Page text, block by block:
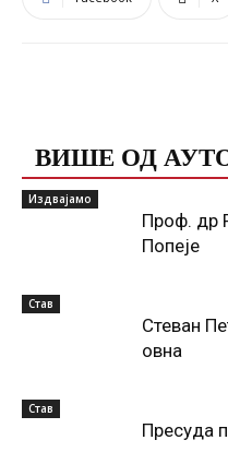
ВИШЕ ОД
Издвајамо
Проф. др
Попеје
Став
Стеван
овна
Став
Пресуда